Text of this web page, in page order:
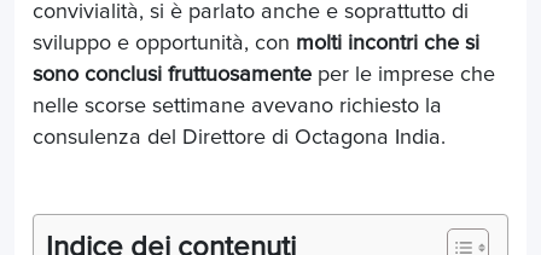
convivialità, si è parlato anche e soprattutto di
sviluppo e opportunità, con molti incontri che si
sono conclusi fruttuosamente per le imprese che
nelle scorse settimane avevano richiesto la
consulenza del Direttore di Octagona India.
Indice dei contenuti